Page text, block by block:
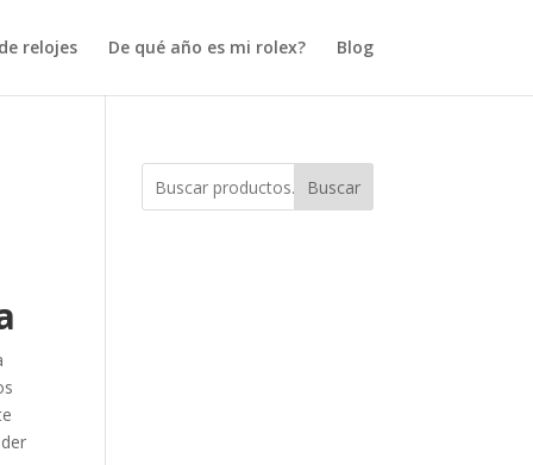
relojes De qué año es mi rolex? Blog
Buscar